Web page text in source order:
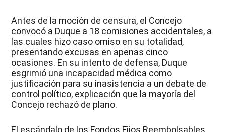
Antes de la moción de censura, el Concejo
convocó a Duque a 18 comisiones accidentales, a
las cuales hizo caso omiso en su totalidad,
presentando excusas en apenas cinco
ocasiones. En su intento de defensa, Duque
esgrimió una incapacidad médica como
justificación para su inasistencia a un debate de
control político, explicación que la mayoría del
Concejo rechazó de plano.
El escándalo de los Fondos Fijos Reembolsables,